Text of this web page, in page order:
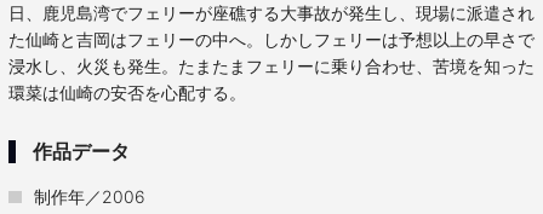
日、鹿児島湾でフェリーが座礁する大事故が発生し、現場に派遣され
た仙崎と吉岡はフェリーの中へ。しかしフェリーは予想以上の早さで
浸水し、火災も発生。たまたまフェリーに乗り合わせ、苦境を知った
環菜は仙崎の安否を心配する。
作品データ
制作年／2006